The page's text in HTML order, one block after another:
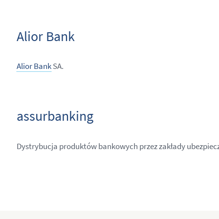
Alior Bank
Alior BankSA.
assurbanking
Dystrybucja produktów bankowych przez zakłady